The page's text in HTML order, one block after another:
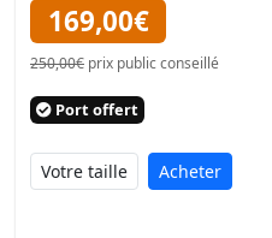
169,00€
250,00€ prix public conseillé
Port offert
Acheter